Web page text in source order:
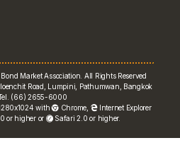
Market Association. All Rights Reserved
Road, Lumpini, Pathumwan, Bangkok
(66) 2655-6000
with Chrome
Internet Explorer
or higher or Safari 2.0 or higher.